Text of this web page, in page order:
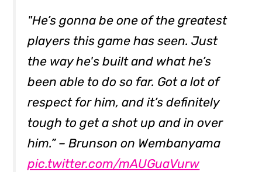
"He’s gonna be one of the greatest
players this game has seen. Just
the way he's built and what he’s
been able to do so far. Got a lot of
respect for him, and it’s definitely
tough to get a shot up and in over
him.” – Brunson on Wembanyama
pic.twitter.com/mAUGuaVurw